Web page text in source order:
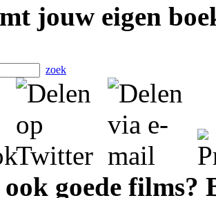
jouw eigen
zoek
goede films?